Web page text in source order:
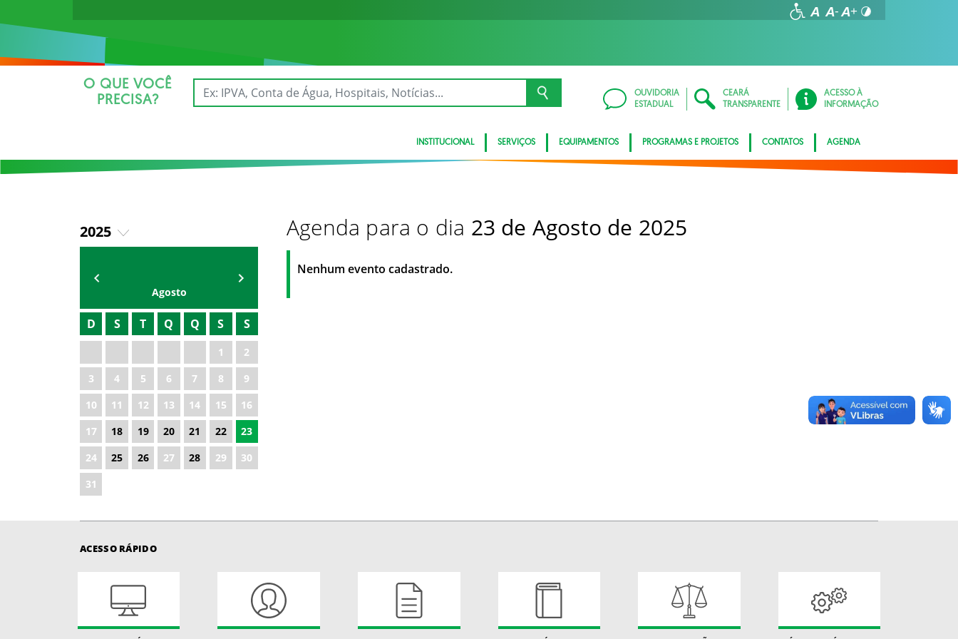
O QUE VOCÊ
PRECISA?
OUVIDORIA
ESTADUAL
CEARÁ
TRANSPARENTE
ACESSO À
INFORMAÇÃO
INSTITUCIONAL SERVIÇOS EQUIPAMENTOS PROGRAMAS E PROJETOS CONTATOS AGENDA
2025
Agosto
D S T Q Q S S
1
2
3
4 5 6 7 8
9
10
11 12 13 14 15
16
17
18 19 20 21 22
23
24
25 26 27 28 29
30
31
Agenda para o dia 23 de Agosto de 2025
Nenhum evento cadastrado.
ACESSO RÁPIDO